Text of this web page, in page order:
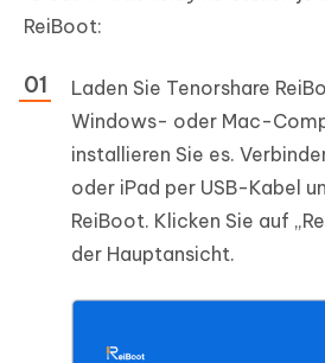
ReiBoot:
Laden Sie Tenorshare
Windows- oder Mac-
installieren Sie es.
oder iPad per USB-Kabel
ReiBoot. Klicken Sie auf
der Hauptansicht.